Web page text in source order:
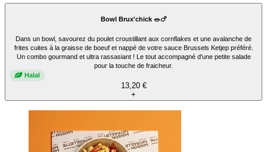
Bowl Brux'chick 🥗🍗
Dans un bowl, savourez du poulet croustillant aux cornflakes et une avalanche de
frites cuites à la graisse de boeuf et nappé de votre sauce Brussels Ketjep préféré.
Un combo gourmand et ultra rassasiant ! Le tout accompagné d'une petite salade
pour la touche de fraicheur.
Halal
13,20 €
+